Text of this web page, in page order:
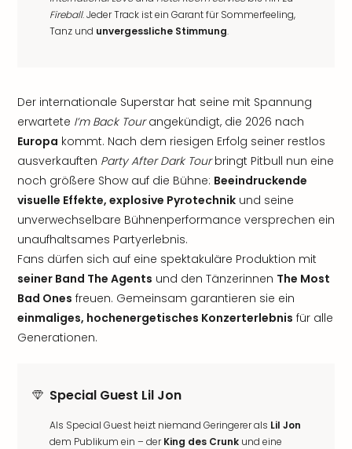
Fireball. Jeder Track ist ein Garant für Sommerfeeling,
Tanz und unvergessliche Stimmung.
Der internationale Superstar hat seine mit Spannung
erwartete I’m Back Tourangekündigt, die 2026 nach
Europa kommt. Nach dem riesigen Erfolg seiner restlos
ausverkauften Party After Dark Tourbringt Pitbull nun eine
noch größere Show auf die Bühne: Beeindruckende
visuelle Effekte, explosive Pyrotechnik und seine
unverwechselbare Bühnenperformance versprechen ein
unaufhaltsames Partyerlebnis.
Fans dürfen sich auf eine spektakuläre Produktion mit
seiner Band The Agents und den Tänzerinnen The Most
Bad Ones freuen. Gemeinsam garantieren sie ein
einmaliges, hochenergetisches Konzerterlebnis für alle
Generationen.
Special Guest Lil Jon
Als Special Guest heizt niemand Geringerer als Lil Jon
dem Publikum ein – derKing des Crunk und eine